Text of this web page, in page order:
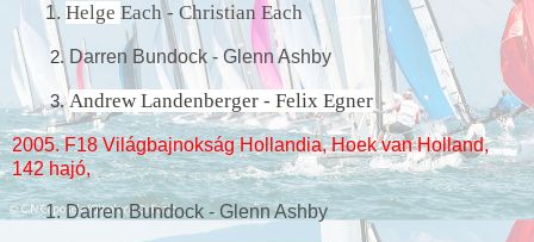
1. Helge Each - Christian Each
2. Darren Bundock - Glenn Ashby
3.Andrew Landenberger - Felix Egner
2005. F18 Világbajnokság Hollandia, Hoek van Holland,
142 hajó,
1. Darren Bundock - Glenn Ashby